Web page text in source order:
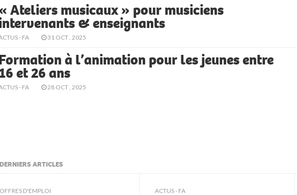
Ateliers musicaux » pour musiciens
& enseignants
- FA 31 OCT , 2025
à l’animation pour les jeunes entre
et 26 ans
- FA 28 OCT , 2025
DERNIERS ARTICLES
OFFRES D'EMPLOI ACTUS - FA